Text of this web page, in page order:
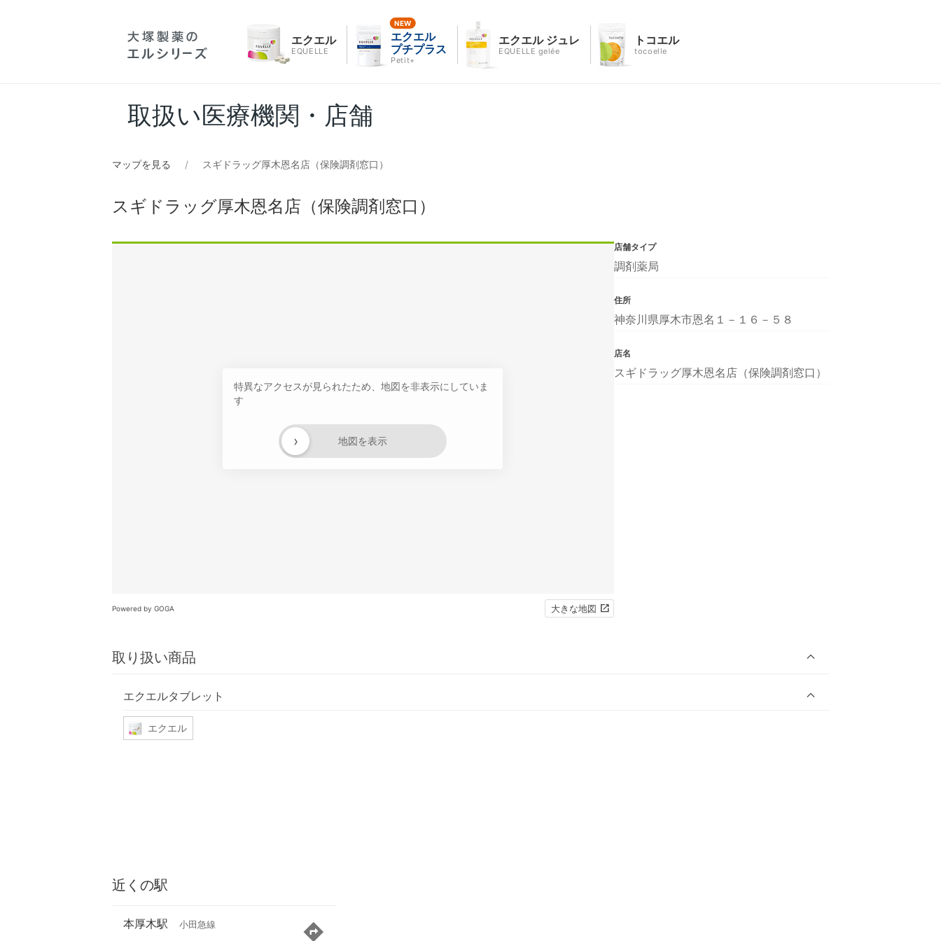
エクエル
EQUELLE
エクエル
プチプラス
Petit+
エクエル ジュレ
EQUELLE gelée
トコエル
tocoelle
取扱い医療機関・店舗
マップを見る スギドラッグ厚木恩名店（保険調剤窓口）
スギドラッグ厚木恩名店（保険調剤窓口）
特異なアクセスが見られたため、地図を非表示にしていま
す
地図を表示
›
Powered by GOGA 大きな地図
取り扱い商品
エクエルタブレット
エクエル
店舗タイプ
調剤薬局
住所
神奈川県厚木市恩名１－１６－５８
店名
スギドラッグ厚木恩名店（保険調剤窓口）
近くの駅
本厚木駅 小田急線